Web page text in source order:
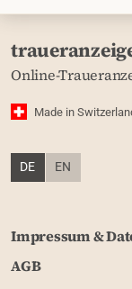
Online-
Made in
DE EN
Impressum &
AGB